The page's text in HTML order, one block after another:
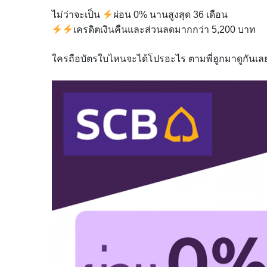
ไม่ว่าจะเป็น
ผ่อน 0% นานสูงสุด 36 เดือน
เครดิตเงินคืนและส่วนลดมากกว่า 5,200 บาท
ใครถือบัตรใบไหนจะได้โปรอะไร ตามพี่ฮูกมาดูกันเล